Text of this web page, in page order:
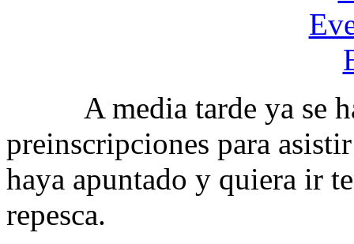
A media tarde ya se
preinscripciones para
haya apuntado y quiera ir
repesca.